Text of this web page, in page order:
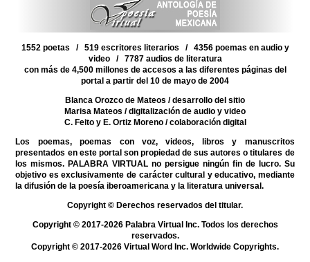
1552 poetas / 519 escritores literarios / 4356 poemas en audio y
video / 7787 audios de literatura
con más de 4,500 millones de accesos a las diferentes páginas del
portal a partir del 10 de mayo de 2004
Blanca Orozco de Mateos / desarrollo del sitio
Marisa Mateos / digitalización de audio y video
C. Feito y E. Ortiz Moreno/ colaboración digital
Los poemas, poemas con voz, videos, libros y manuscritos
presentados en este portal son propiedad de sus autores o titulares de
los mismos. PALABRA VIRTUAL no persigue ningún fin de lucro. Su
objetivo es exclusivamente de carácter cultural y educativo, mediante
la difusión de la poesía iberoamericana y la literatura universal.
Copyright © Derechos reservados del titular.
Copyright © 2017-2026 Palabra Virtual Inc. Todos los derechos
reservados.
Copyright © 2017-2026 Virtual Word Inc. Worldwide Copyrights.